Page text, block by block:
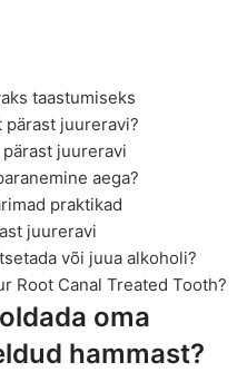
taastumiseks
pärast juureravi?
juureravi
aega?
praktikad
juureravi
või juua alkoholi?
Root Canal Treated Tooth?
oma
hammast?